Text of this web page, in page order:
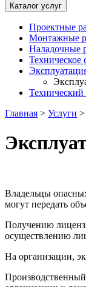
Каталог услуг
Проектные
Монтажные
Наладочные
Техническое
Технический
Главная > Услуги >
Владельцы
могут передать
Получению
осуществлению
На организации,